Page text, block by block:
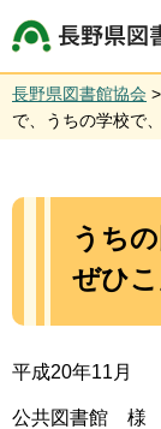
長野県図書館協会
長野県図書館協会 >
で、うちの学校で
うち
ぜひこ
平成20年11月
公共図書館 様